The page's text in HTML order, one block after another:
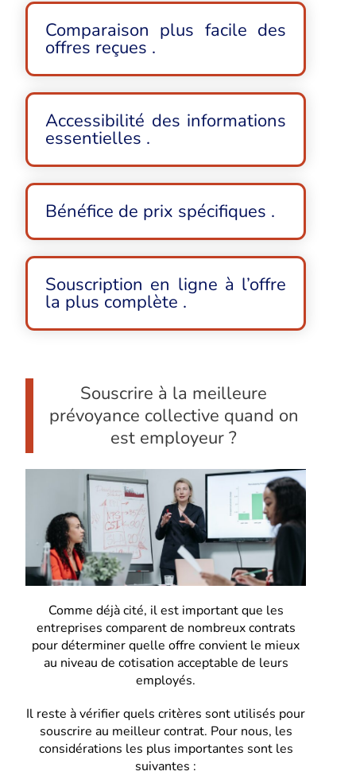
Comparaison plus facile des
offres reçues .
Accessibilité des informations
essentielles .
Bénéfice de prix spécifiques .
Souscription en ligne à l’offre
la plus complète .
Souscrire à la meilleure
prévoyance collective quand on
est employeur ?
Comme déjà cité, il est important que les
entreprises comparent de nombreux contrats
pour déterminer quelle offre convient le mieux
au niveau de cotisation acceptable de leurs
employés.
Il reste à vérifier quels critères sont utilisés pour
souscrire au meilleur contrat. Pour nous, les
considérations les plus importantes sont les
suivantes :